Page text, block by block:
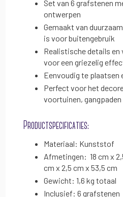
Set van 6 grafstenen
ontwerpen
Gemaakt van
is voor buitengebruik
Realistische details en
voor een griezelig
Eenvoudig te plaatsen
Perfect voor het
voortuinen, gangpaden
Productspecificaties:
Materiaal: Kunststof
Afmetingen: 18 cm x
cm x 2,5 cm x 53,5 cm
Gewicht: 1,6 kg totaal
Inclusief: 6 grafstenen